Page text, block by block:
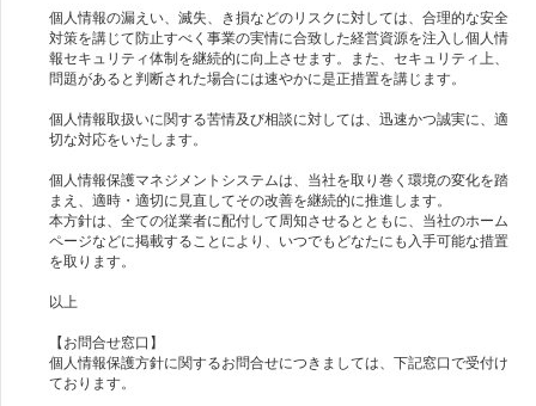
個人情報の漏えい、滅失、き損などのリスクに対しては、合理的な安全
対策を講じて防止すべく事業の実情に合致した経営資源を注入し個人情
報セキュリティ体制を継続的に向上させます。また、セキュリティ上、
問題があると判断された場合には速やかに是正措置を講じます。
個人情報取扱いに関する苦情及び相談に対しては、迅速かつ誠実に、適
切な対応をいたします。
個人情報保護マネジメントシステムは、当社を取り巻く環境の変化を踏
まえ、適時・適切に見直してその改善を継続的に推進します。
本方針は、全ての従業者に配付して周知させるとともに、当社のホーム
ページなどに掲載することにより、いつでもどなたにも入手可能な措置
を取ります。
以上
【お問合せ窓口】
個人情報保護方針に関するお問合せにつきましては、下記窓口で受付け
ております。